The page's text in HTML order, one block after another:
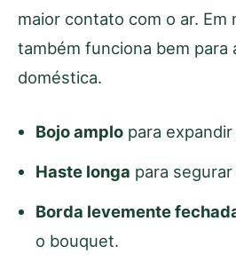
maior contato com o ar. Em
também funciona bem para
doméstica.
Bojo amplo para
Haste longa para
Borda levemente
o bouquet.